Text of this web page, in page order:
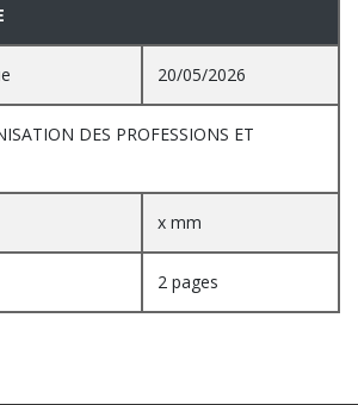
20/05/2026
DES PROFESSIONS ET
x mm
2 pages